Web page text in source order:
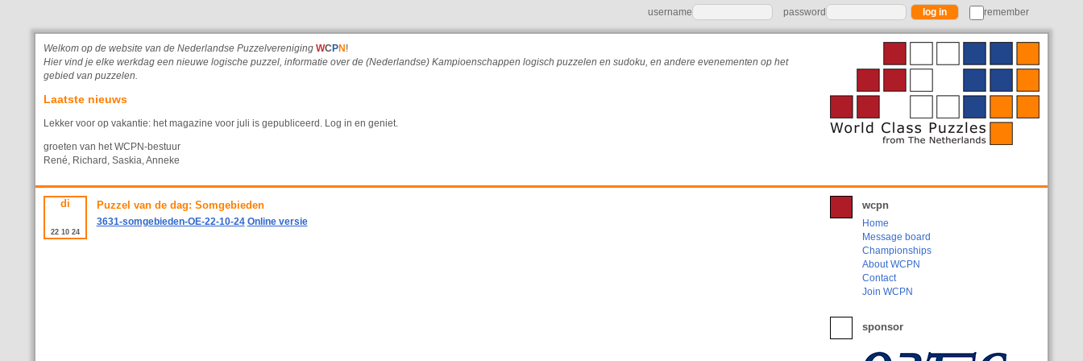
username password remember
Welkom op de website van de Nederlandse Puzzelvereniging WC PN !
Hier vind je elke werkdag een nieuwe logische puzzel, informatie over de (Nederlandse) Kampioenschappen logisch puzzelen en sudoku, en andere evenementen op het
gebied van puzzelen.
Laatste nieuws
Lekker voor op vakantie: het magazine voor juli is gepubliceerd. Log in en geniet.
groeten van het WCPN-bestuur
René, Richard, Saskia, Anneke
di
22 10 24
Puzzel van de dag: Somgebieden
3631-somgebieden-OE-22-10-24 Online versie
wcpn
Home
Message board
Championships
About WCPN
Contact
Join WCPN
sponsor